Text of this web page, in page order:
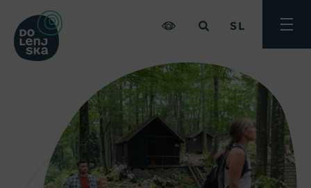
SL